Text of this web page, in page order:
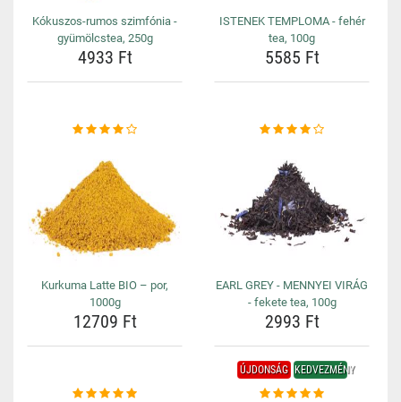
Kókuszos-rumos szimfónia -
gyümölcstea, 250g
4933 Ft
ISTENEK TEMPLOMA - fehér
tea, 100g
5585 Ft
Kurkuma Latte BIO – por,
1000g
12709 Ft
EARL GREY - MENNYEI VIRÁG
- fekete tea, 100g
2993 Ft
ÚJDONSÁG KEDVEZMÉNY